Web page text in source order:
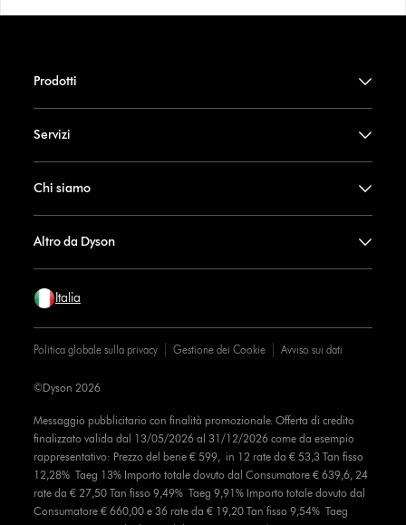
Prodotti
Servizi
Chi siamo
Altro da Dyson
Italia
Politica globale sulla privacy Gestione dei Cookie Avviso sui dati
Messaggio pubblicitario con finalità promozionale. Offerta di credito
finalizzato valida dal 13/05/2026 al 31/12/2026 come da esempio
rappresentativo: Prezzo del bene € 599, in 12 rate da € 53,3 Tan fisso
12,28% Taeg 13% Importo totale dovuto dal Consumatore € 639,6, 24
rate da € 27,50 Tan fisso 9,49% Taeg 9,91% Importo totale dovuto dal
Consumatore € 660,00 e 36 rate da € 19,20 Tan fisso 9,54% Taeg
©Dyson 2026